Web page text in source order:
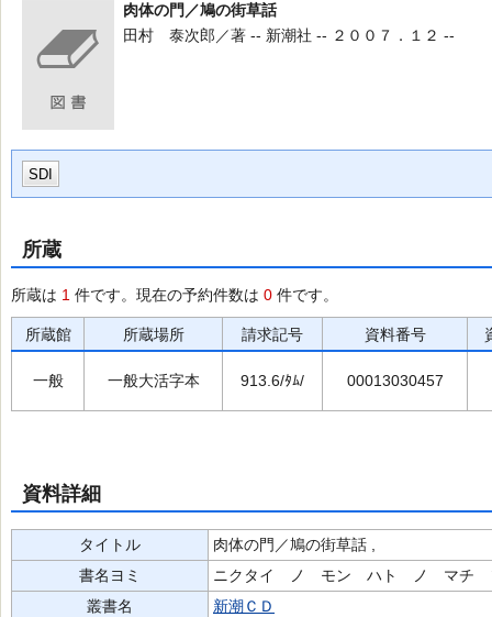
肉体の門／鳩の街草話
田村 泰次郎／著 -- 新潮社 -- ２００７．１２ --
SDI
所蔵
所蔵は 1 件です。現在の予約件数は 0 件です。
所蔵館 所蔵場所 請求記号 資料番号
一般 一般大活字本 913.6/ﾀﾑ/ 00013030457
資料詳細
タイトル
肉体の門／鳩の街草話 ,
書名ヨミ
ニクタイ ノ モン ハト ノ マチ
叢書名
新潮ＣＤ